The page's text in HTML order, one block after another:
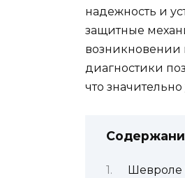
надежность и
защитные
возникновении
диагностики
что
Шевроле